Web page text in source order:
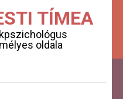
TÍMEA
oldala